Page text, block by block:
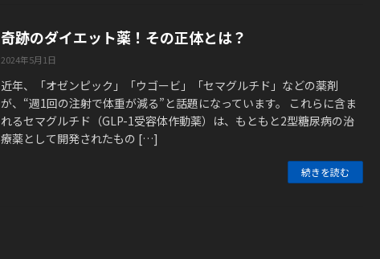
奇跡のダイエット薬！その正体とは？
2024年5月1日
近年、「オゼンピック」「ウゴービ」「セマグルチド」などの薬剤
が、“週1回の注射で体重が減る”と話題になっています。 これらに含ま
れるセマグルチド（GLP-1受容体作動薬）は、もともと2型糖尿病の治
療薬として開発されたもの […]
続きを読む